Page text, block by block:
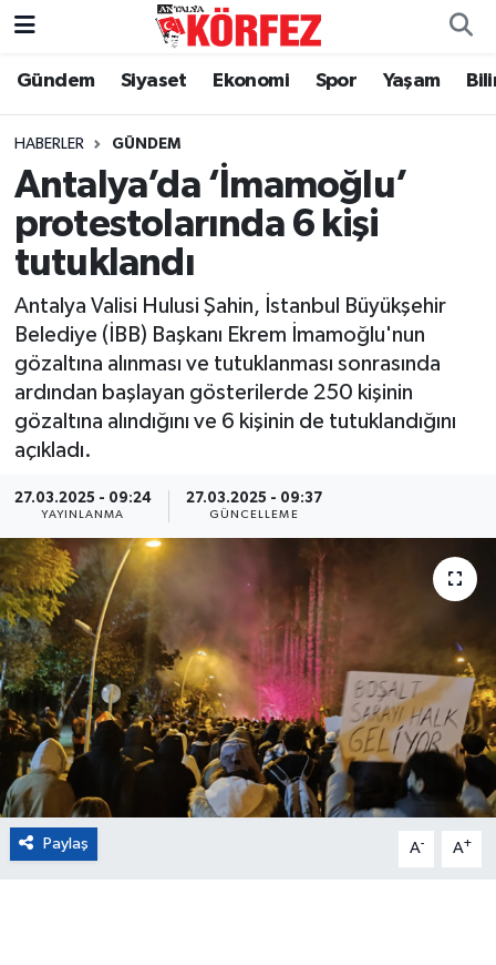
Gündem Siyaset Ekonomi Spor Yaşam
HABERLER GÜNDEM
Antalya’da ‘İmamoğlu’
protestolarında 6 kişi
tutuklandı
Antalya Valisi Hulusi Şahin, İstanbul Büyükşehir
Belediye (İBB) Başkanı Ekrem İmamoğlu'nun
gözaltına alınması ve tutuklanması sonrasında
ardından başlayan gösterilerde 250 kişinin
gözaltına alındığını ve 6 kişinin de tutuklandığını
açıkladı.
27.03.2025 - 09:24
YAYINLANMA
27.03.2025 - 09:37
GÜNCELLEME
Paylaş A- A+
Gündem
Siyaset
Yerel Yönetim
Ekonomi
Spor
Yaşam
Asayiş
Eğitim
Sağlık
Magazin
Turizm
Çevre
Kültür ve Sanat
Nöbetçi Eczaneler
Hava Durumu
Trafik Durumu
Süper Lig Puan Durumu ve Fikstür
Tüm Manşetler
Son Dakika Haberleri
Haber Arşivi